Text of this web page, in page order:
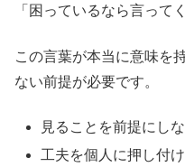
「困っているなら言って
この言葉が本当に意味を
ない前提が必要です。
見ることを前提にしな
工夫を個人に押し付け